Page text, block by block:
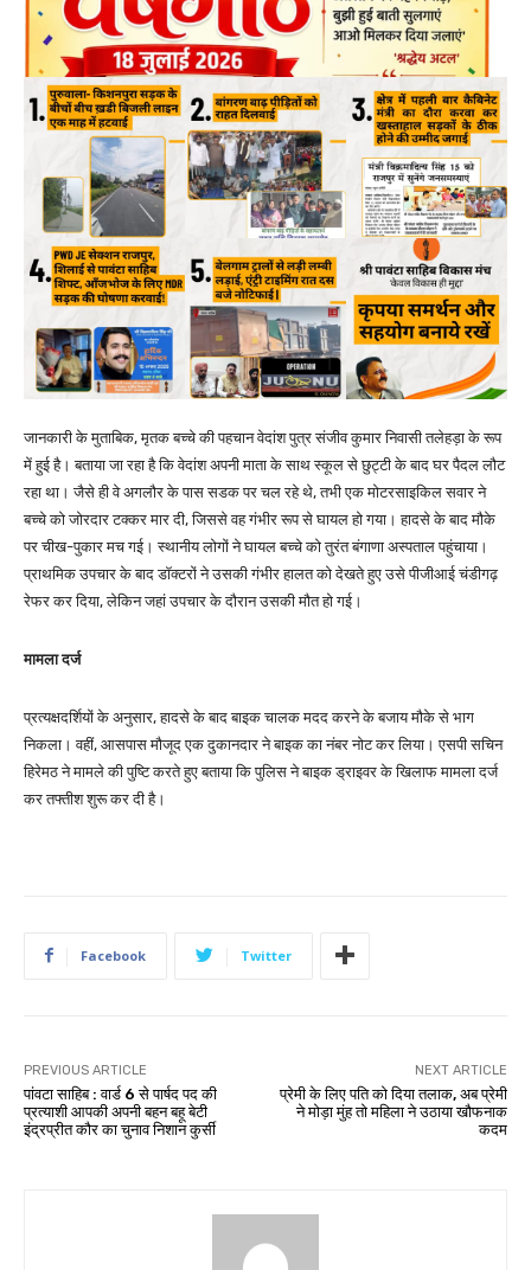
जानकारी के मुताबिक, मृतक बच्चे की पहचान वेदांश पुत्र संजीव कुमार निवासी तलेहड़ा के रूप
में हुई है। बताया जा रहा है कि वेदांश अपनी माता के साथ स्कूल से छुट्टी के बाद घर पैदल लौट
रहा था। जैसे ही वे अगलौर के पास सडक पर चल रहे थे, तभी एक मोटरसाइकिल सवार ने
बच्चे को जोरदार टक्कर मार दी, जिससे वह गंभीर रूप से घायल हो गया। हादसे के बाद मौके
पर चीख-पुकार मच गई। स्थानीय लोगों ने घायल बच्चे को तुरंत बंगाणा अस्पताल पहुंचाया।
प्राथमिक उपचार के बाद डॉक्टरों ने उसकी गंभीर हालत को देखते हुए उसे पीजीआई चंडीगढ़
रेफर कर दिया, लेकिन जहां उपचार के दौरान उसकी मौत हो गई।
मामला दर्ज
प्रत्यक्षदर्शियों के अनुसार, हादसे के बाद बाइक चालक मदद करने के बजाय मौके से भाग
निकला। वहीं, आसपास मौजूद एक दुकानदार ने बाइक का नंबर नोट कर लिया। एसपी सचिन
हिरेमठ ने मामले की पुष्टि करते हुए बताया कि पुलिस ने बाइक ड्राइवर के खिलाफ मामला दर्ज
कर तफ्तीश शुरू कर दी है।
Facebook Twitter
PREVIOUS ARTICLE
पांवटा साहिब : वार्ड 6 से पार्षद पद की
प्रत्याशी आपकी अपनी बहन बहू बेटी
इंद्रप्रीत कौर का चुनाव निशान कुर्सी
NEXT ARTICLE
प्रेमी के लिए पति को दिया तलाक, अब प्रेमी
ने मोड़ा मुंह तो महिला ने उठाया खौफनाक
कदम